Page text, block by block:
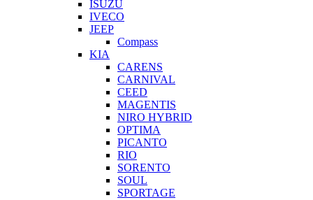
ISUZU
IVECO
JEEP
Compass
KIA
CARENS
CARNIVAL
CEED
MAGENTIS
NIRO HYBRID
OPTIMA
PICANTO
RIO
SORENTO
SOUL
SPORTAGE